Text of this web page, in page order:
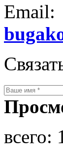
Email:
всего: